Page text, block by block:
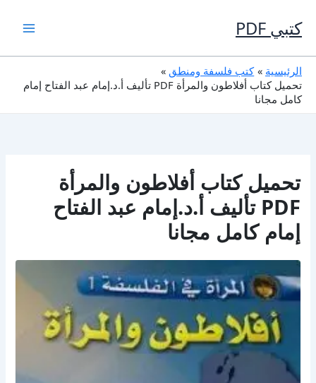
إلى
المحتوى
كتبي PDF
الرئيسية
كتب فلسفة ومنطق
تحميل كتاب أفلاطون والمرأة PDF تأليف أ.د.إمام عبد الفتاح إمام
كامل مجانا
تحميل كتاب أفلاطون والمرأة
PDF تأليف أ.د.إمام عبد الفتاح
إمام كامل مجانا